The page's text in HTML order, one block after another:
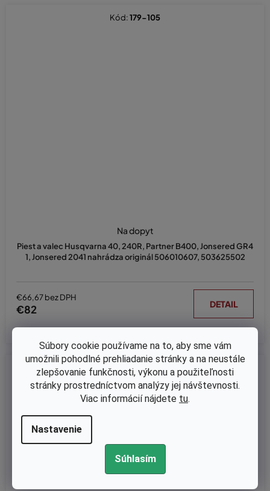
Súbory cookie používame na to, aby sme vám
umožnili pohodlné prehliadanie stránky a na neustále
zlepšovanie funkčnosti, výkonu a použiteľnosti
stránky prostredníctvom analýzy jej návštevnosti.
Viac informácií nájdete tu.
Nastavenie
Súhlasím
Piest a valec Husqvarna 40, 240R, Partner B400, Jonsered GR4
1, Jonsered 2041 nahrádza originál 506010607, 503625502
Na dopyt
€66,67 bez DPH
€82 DETAIL
Kód:179-105
Kód:178-017